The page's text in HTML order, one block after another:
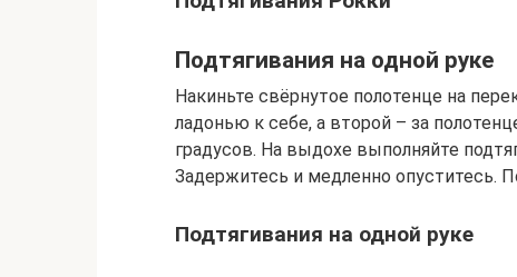
Подтягивания на одной руке
Накиньте свёрнутое полотенце на
ладонью к себе, а второй – за
градусов. На выдохе выполняйте
Задержитесь и медленно опуститесь.
Подтягивания на одной руке